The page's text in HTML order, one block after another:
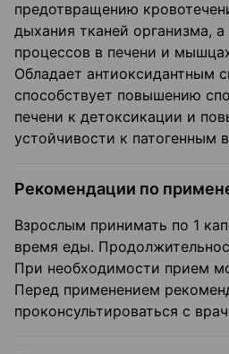
предотвращению
дыхания тканей организма,
процессов в печени и
Обладает антиоксидантным
способствует повышению
печени к детоксикации и
устойчивости к патогенным
Рекомендации по
Взрослым принимать по 1
время еды.
При необходимости прием
Перед применением
проконсультироваться с